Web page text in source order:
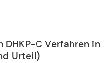
DHKP-C Verfahren in
Urteil)